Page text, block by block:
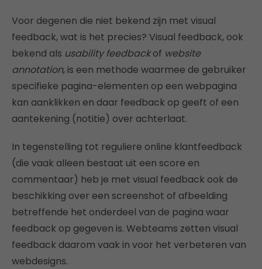
Voor degenen die niet bekend zijn met visual
feedback, wat is het precies? Visual feedback, ook
bekend als usability feedbackof website
annotation, is een methode waarmee de gebruiker
specifieke pagina-elementen op een webpagina
kan aanklikken en daar feedback op geeft of een
aantekening (notitie) over achterlaat.
In tegenstelling tot reguliere online klantfeedback
(die vaak alleen bestaat uit een score en
commentaar) heb je met visual feedback ook de
beschikking over een screenshot of afbeelding
betreffende het onderdeel van de pagina waar
feedback op gegeven is. Webteams zetten visual
feedback daarom vaak in voor het verbeteren van
webdesigns.